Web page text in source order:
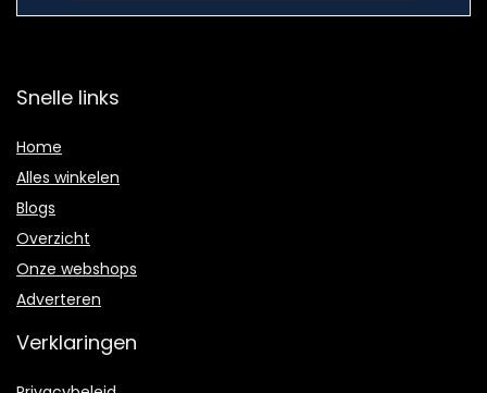
Snelle links
Home
Alles winkelen
Blogs
Overzicht
Onze webshops
Adverteren
Verklaringen